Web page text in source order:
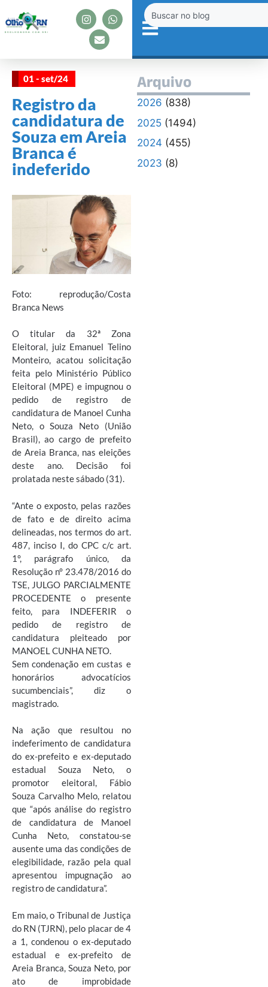
01 - set/24
Registro da
candidatura de
Souza em Areia
Branca é
indeferido
Foto: reprodução/Costa
Branca News
O titular da 32ª Zona
Eleitoral, juiz Emanuel Telino
Monteiro, acatou solicitação
feita pelo Ministério Público
Eleitoral (MPE) e impugnou o
pedido de registro de
candidatura de Manoel Cunha
Neto, o Souza Neto (União
Brasil), ao cargo de prefeito
de Areia Branca, nas eleições
deste ano. Decisão foi
prolatada neste sábado (31).
“Ante o exposto, pelas razões
de fato e de direito acima
delineadas, nos termos do art.
487, inciso I, do CPC c/c art.
1°, parágrafo único, da
Resolução n° 23.478/2016 do
TSE, JULGO PARCIALMENTE
PROCEDENTE o presente
feito, para INDEFERIR o
pedido de registro de
candidatura pleiteado por
MANOEL CUNHA NETO.
Sem condenação em custas e
honorários advocatícios
sucumbenciais”, diz o
magistrado.
Na ação que resultou no
indeferimento de candidatura
do ex-prefeito e ex-deputado
estadual Souza Neto, o
promotor eleitoral, Fábio
Souza Carvalho Melo, relatou
que “após análise do registro
de candidatura de Manoel
Cunha Neto, constatou-se
ausente uma das condições de
elegibilidade, razão pela qual
apresentou impugnação ao
registro de candidatura”.
Em maio, o Tribunal de Justiça
do RN (TJRN), pelo placar de 4
a 1, condenou o ex-deputado
estadual e ex-prefeito de
Areia Branca, Souza Neto, por
ato de improbidade
Arquivo
2026 (838)
2025(1494)
2024 (455)
2023 (8)